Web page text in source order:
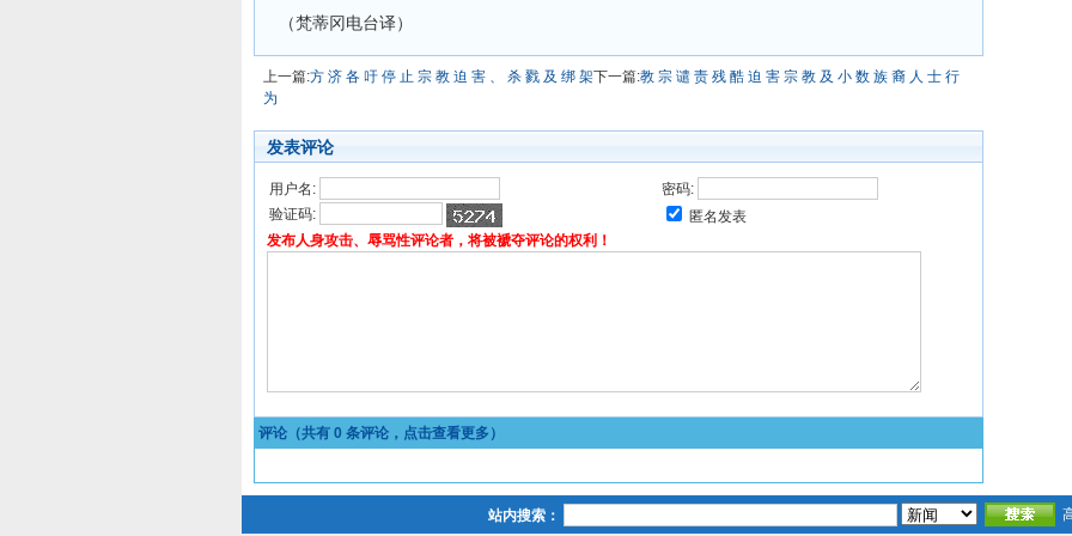
（梵蒂冈电台译）
上一篇:方 济 各 吁 停 止 宗 教 迫 害 、 杀 戮 及 绑 架下一篇:教 宗 谴 责 残 酷 迫 害 宗 教 及 小 数 族 裔 人 士 行
为
发表评论
用户名:
密码:
验证码:
匿名发表
发布人身攻击、辱骂性评论者，将被褫夺评论的权利！
评论（共有 0 条评论，点击查看更多）
站内搜索：